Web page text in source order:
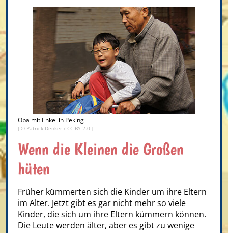
Opa mit Enkel in Peking
[ © Patrick Denker / CC BY 2.0 ]
Wenn die Kleinen die Großen
hüten
Früher kümmerten sich die Kinder um ihre Eltern
im Alter. Jetzt gibt es gar nicht mehr so viele
Kinder, die sich um ihre Eltern kümmern können.
Die Leute werden älter, aber es gibt zu wenige